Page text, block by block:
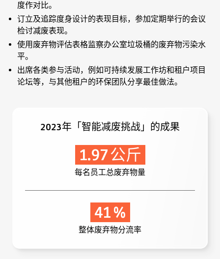
度作对比。
订立及追踪度身设计的表现目标，参加定期举行的会议
检讨减废表现。
使用废弃物评估表格监察办公室垃圾桶的废弃物污染水
平。
出席各类参与活动，例如可持续发展工作坊和租户项目
论坛等，与其他租户的环保团队分享最佳做法。
2023年「智能减废挑战」的成果
1.97公斤
每名员工总废弃物量
41%
整体废弃物分流率